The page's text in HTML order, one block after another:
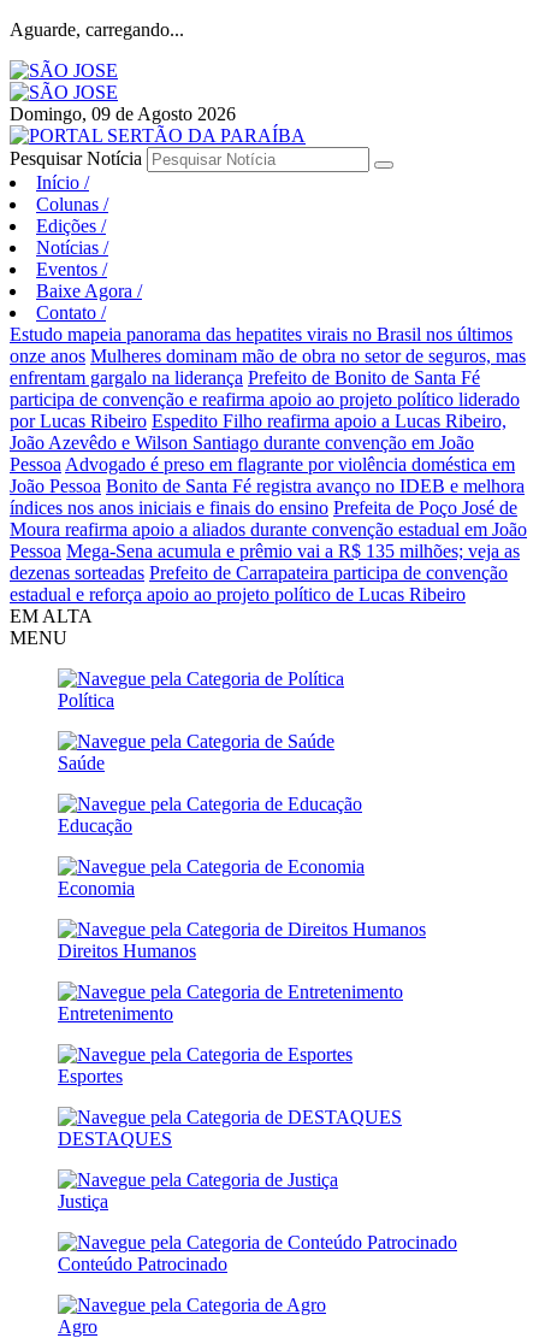
Aguarde, carregando...
Domingo, 09 de Agosto 2026
Pesquisar Notícia
Início /
Colunas /
Edições /
Notícias /
Eventos /
Baixe Agora /
Contato /
Estudo mapeia panorama das hepatites virais no Brasil nos últimos
onze anos Mulheres dominam mão de obra no setor de seguros, mas
enfrentam gargalo na liderança Prefeito de Bonito de Santa Fé
participa de convenção e reafirma apoio ao projeto político liderado
por Lucas Ribeiro Espedito Filho reafirma apoio a Lucas Ribeiro,
João Azevêdo e Wilson Santiago durante convenção em João
Pessoa Advogado é preso em flagrante por violência doméstica em
João Pessoa Bonito de Santa Fé registra avanço no IDEB e melhora
índices nos anos iniciais e finais do ensino Prefeita de Poço José de
Moura reafirma apoio a aliados durante convenção estadual em João
Pessoa Mega-Sena acumula e prêmio vai a R$ 135 milhões; veja as
dezenas sorteadas Prefeito de Carrapateira participa de convenção
estadual e reforça apoio ao projeto político de Lucas Ribeiro
EM ALTA
MENU
Política
Saúde
Educação
Economia
Direitos Humanos
Entretenimento
Esportes
DESTAQUES
Justiça
Conteúdo Patrocinado
Agro